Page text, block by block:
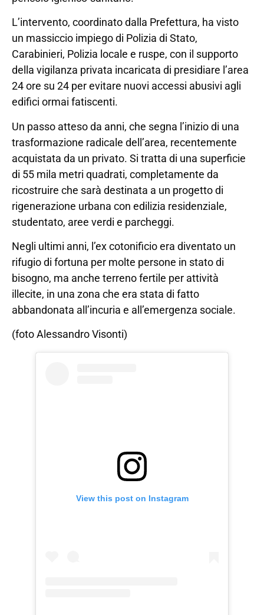
L’intervento, coordinato dalla Prefettura, ha visto
un massiccio impiego di Polizia di Stato,
Carabinieri, Polizia locale e ruspe, con il supporto
della vigilanza privata incaricata di presidiare l’area
24 ore su 24 per evitare nuovi accessi abusivi agli
edifici ormai fatiscenti.
Un passo atteso da anni, che segna l’inizio di una
trasformazione radicale dell’area, recentemente
acquistata da un privato. Si tratta di una superficie
di 55 mila metri quadrati, completamente da
ricostruire che sarà destinata a un progetto di
rigenerazione urbana con edilizia residenziale,
studentato, aree verdi e parcheggi.
Negli ultimi anni, l’ex cotonificio era diventato un
rifugio di fortuna per molte persone in stato di
bisogno, ma anche terreno fertile per attività
illecite, in una zona che era stata di fatto
abbandonata all’incuria e all’emergenza sociale.
(foto Alessandro Visonti)
View this post on Instagram